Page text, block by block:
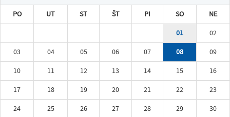
PO UT ST ŠT PI SO
NE
01
02
03
04 05 06 07 08
09
10
11 12 13 14 15
16
17
18 19 20 21 22
23
24
25 26 27 28 29
30